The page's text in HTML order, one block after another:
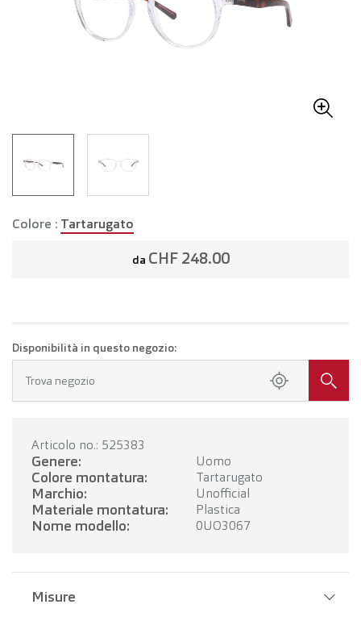
Colore : Tartarugato
da CHF 248.00
Disponibilità in questo negozio:
Trova negozio
Articolo no.: 525383
Genere: Uomo
Colore montatura: Tartarugato
Marchio: Unofficial
Materiale montatura: Plastica
Nome modello: 0UO3067
Misure